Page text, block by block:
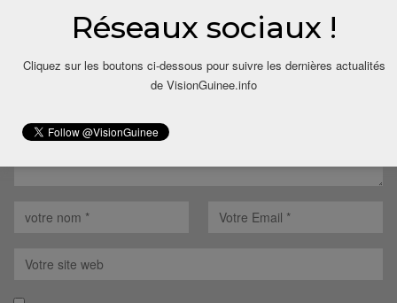
Votre adresse email ne sera pas publiée.
Réseaux sociaux !
Cliquez sur les boutons ci-dessous pour suivre les dernières actualités
de VisionGuinee.info